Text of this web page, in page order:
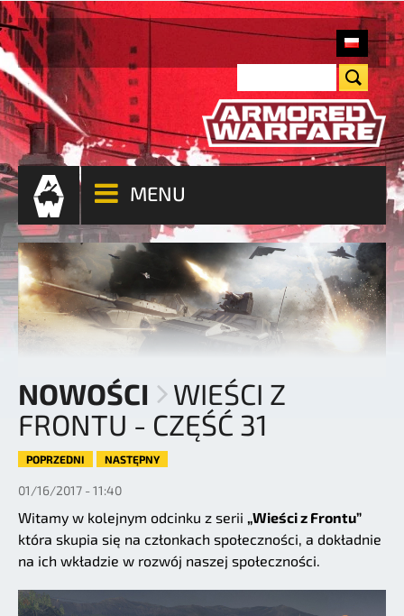
MENU
NOWOŚCI
WIEŚCI Z
FRONTU - CZĘŚĆ 31
POPRZEDNI NASTĘPNY
01/16/2017 - 11:40
Witamy w kolejnym odcinku z serii „Wieści z Frontu”
która skupia się na członkach społeczności, a dokładnie
na ich wkładzie w rozwój naszej społeczności.